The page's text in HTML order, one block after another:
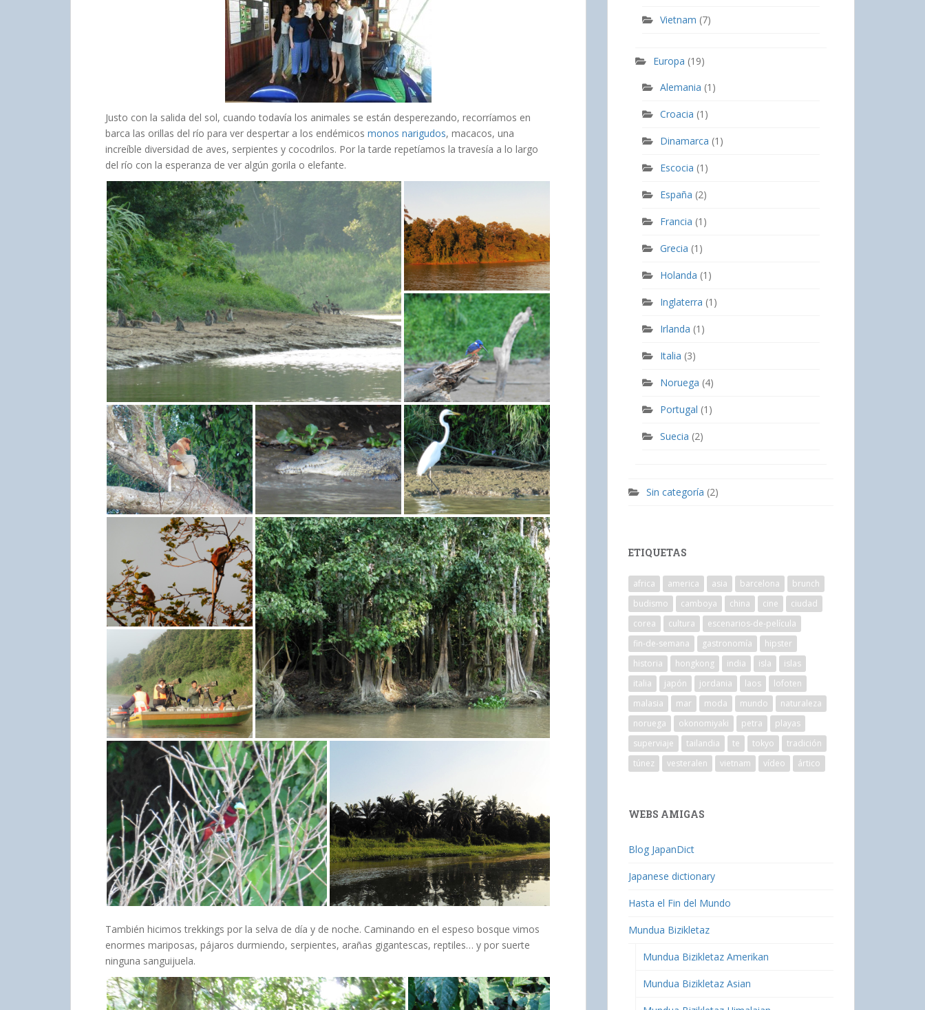
Justo con la salida del sol, cuando todavía los animales se están desperezando, recorríamos en
barca las orillas del río para ver despertar a los endémicos monos narigudos, macacos, una
increíble diversidad de aves, serpientes y cocodrilos. Por la tarde repetíamos la travesía a lo largo
del río con la esperanza de ver algún gorila o elefante.
También hicimos trekkings por la selva de día y de noche. Caminando en el espeso bosque vimos
enormes mariposas, pájaros durmiendo, serpientes, arañas gigantescas, reptiles… y por suerte
ninguna sanguijuela.
Vietnam (7)
Europa (19)
Alemania (1)
Croacia (1)
Dinamarca (1)
Escocia (1)
España (2)
Francia (1)
Grecia (1)
Holanda (1)
Inglaterra (1)
Irlanda (1)
Italia (3)
Noruega (4)
Portugal (1)
Suecia (2)
Sin categoría (2)
ETIQUETAS
africa america asia barcelona
brunch
budismo
camboya china cine
ciudad
corea
cultura
escenarios-de-película
fin-de-semana
gastronomía
hipster
historia
hongkong india isla
islas
italia
japón jordania laos
lofoten
malasia
mar moda mundo
naturaleza
noruega
okonomiyaki petra
playas
superviaje
tailandia te tokyo
tradición
túnez
vesteralen vietnam vídeo ártico
WEBS AMIGAS
Blog JapanDict
Japanese dictionary
Hasta el Fin del Mundo
Mundua Bizikletaz
Mundua Bizikletaz Amerikan
Mundua Bizikletaz Asian